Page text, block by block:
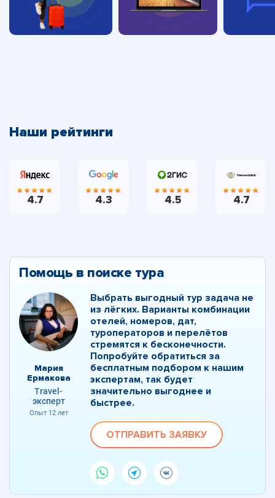
Наши рейтинги
4.7 4.3 4.5 4.7
Помощь в поиске тура
Мария
Ермакова
Travel-
эксперт
Опыт 12 лет
Выбрать выгодный тур задача не
из лёгких. Варианты комбинации
отелей, номеров, дат,
туроператоров и перелётов
стремятся к бесконечности.
Попробуйте обратиться за
бесплатным подбором к нашим
экспертам, так будет
значительно выгоднее и
быстрее.
ОТПРАВИТЬ ЗАЯВКУ